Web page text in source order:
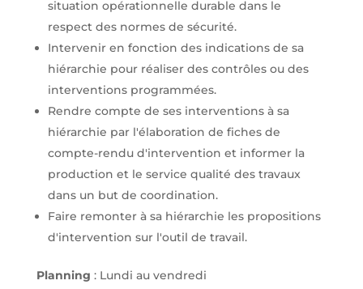
situation opérationnelle durable dans le
respect des normes de sécurité.
Intervenir en fonction des indications de sa
hiérarchie pour réaliser des contrôles ou des
interventions programmées.
Rendre compte de ses interventions à sa
hiérarchie par l'élaboration de fiches de
compte-rendu d'intervention et informer la
production et le service qualité des travaux
dans un but de coordination.
Faire remonter à sa hiérarchie les propositions
d'intervention sur l'outil de travail.
Planning : Lundi au vendredi